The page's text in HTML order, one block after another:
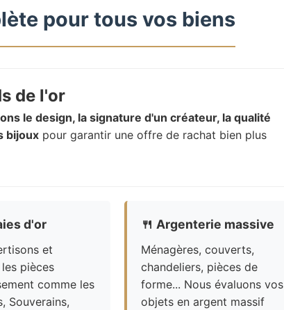
pour tous vos biens
de l'or
le design, la signature d'un créateur, la qualité
bijoux pour garantir une offre de rachat bien plus
d'or
et
pièces
comme les
Souverains,
🍴 Argenterie massive
Ménagères, couverts,
chandeliers, pièces de
forme... Nous évaluons vos
objets en argent massif